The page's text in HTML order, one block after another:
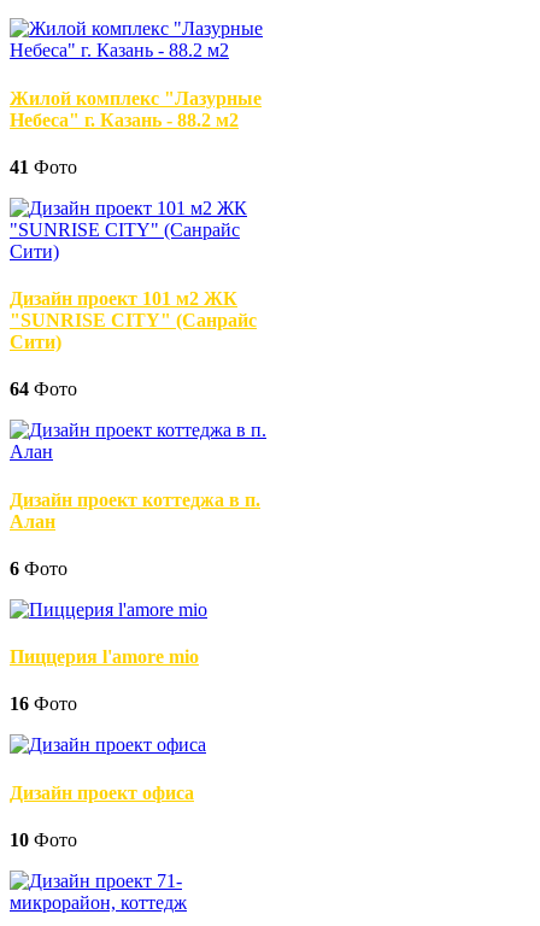
Жилой комплекс "Лазурные
Небеса" г. Казань - 88.2 м2
41 Фото
Дизайн проект 101 м2 ЖК
"SUNRISE CITY" (Санрайс
Сити)
64 Фото
Дизайн проект коттеджа в п.
Алан
6 Фото
Пиццерия l'amore mio
16 Фото
Дизайн проект офиса
10 Фото